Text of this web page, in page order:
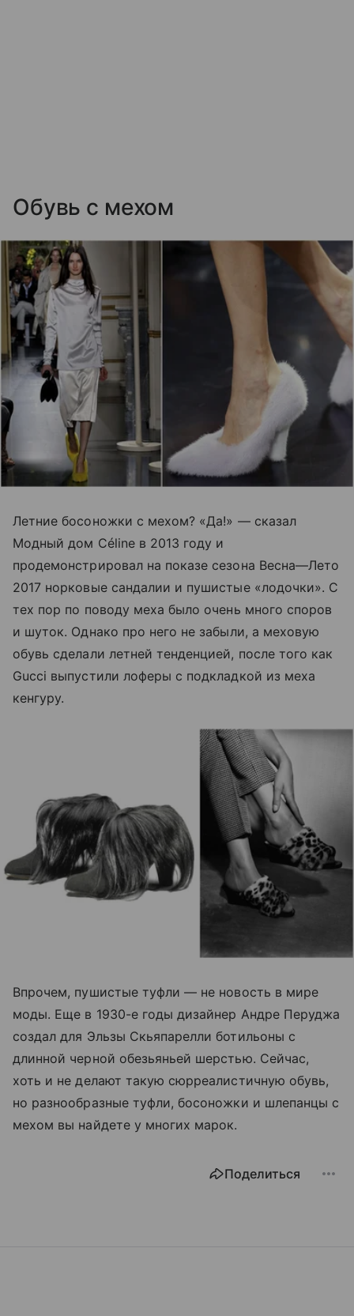
Обувь с мехом
Летние босоножки с мехом? «Да!» — сказал
Модный дом Céline в 2013 году и
продемонстрировал на показе сезона Весна—Лето
2017 норковые сандалии и пушистые «лодочки». С
тех пор по поводу меха было очень много споров
и шуток. Однако про него не забыли, а меховую
обувь сделали летней тенденцией, после того как
Gucci выпустили лоферы с подкладкой из меха
кенгуру.
Впрочем, пушистые туфли — не новость в мире
моды. Еще в 1930-е годы дизайнер Андре Перуджа
создал для Эльзы Скьяпарелли ботильоны с
длинной черной обезьяньей шерстью. Сейчас,
хоть и не делают такую сюрреалистичную обувь,
но разнообразные туфли, босоножки и шлепанцы с
мехом вы найдете у многих марок.
Поделиться